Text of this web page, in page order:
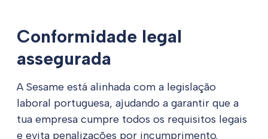
Conformidade legal
assegurada
A Sesame está alinhada com a legislação
laboral portuguesa, ajudando a garantir que a
tua empresa cumpre todos os requisitos legais
e evita penalizações por incumprimento.